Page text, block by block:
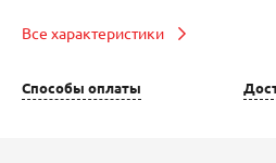
Все характеристики
Способы оплаты